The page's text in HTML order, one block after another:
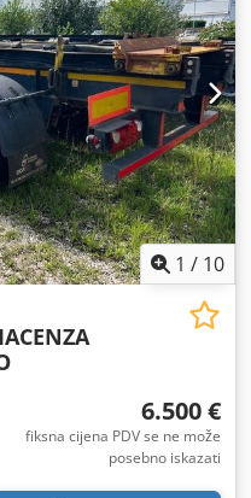
1 / 10
6.500 €
fiksna cijena PDV se ne može
posebno iskazati